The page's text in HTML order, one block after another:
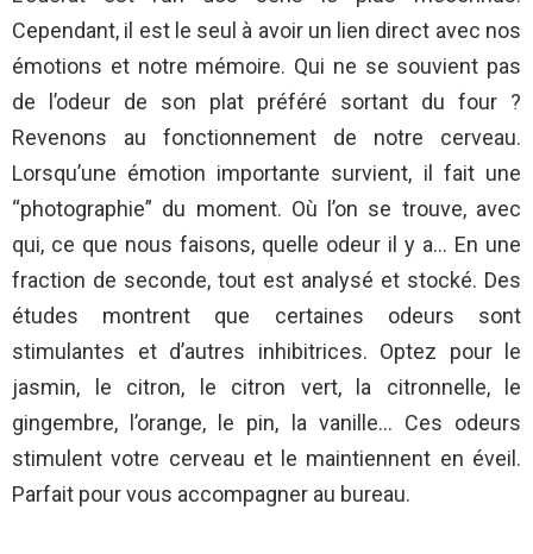
Cependant, il est le seul à avoir un lien direct avec nos
émotions et notre mémoire. Qui ne se souvient pas
de l’odeur de son plat préféré sortant du four ?
Revenons au fonctionnement de notre cerveau.
Lorsqu’une émotion importante survient, il fait une
“photographie” du moment. Où l’on se trouve, avec
qui, ce que nous faisons, quelle odeur il y a… En une
fraction de seconde, tout est analysé et stocké. Des
études montrent que certaines odeurs sont
stimulantes et d’autres inhibitrices. Optez pour le
jasmin, le citron, le citron vert, la citronnelle, le
gingembre, l’orange, le pin, la vanille… Ces odeurs
stimulent votre cerveau et le maintiennent en éveil.
Parfait pour vous accompagner au bureau.